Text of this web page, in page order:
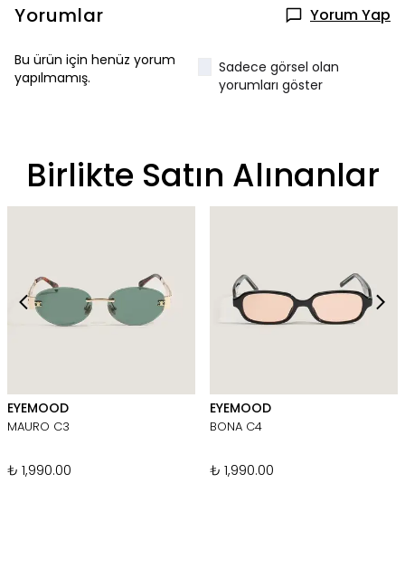
Yorumlar Yorum Yap
Bu ürün için henüz yorum
yapılmamış.
Sadece görsel olan
yorumları göster
Birlikte Satın Alınanlar
EYEMOOD
MAURO C3
₺ 1,990.00
EYEMOOD
BONA C4
₺ 1,990.00